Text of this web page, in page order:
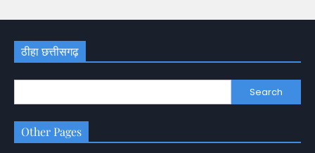
ठीहा छत्तीसगढ़
Search
Other Pages